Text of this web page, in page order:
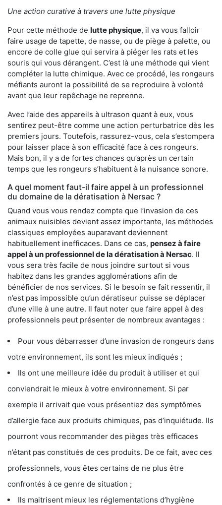
Une action curative à travers une lutte physique
Pour cette méthode de lutte physique, il va vous falloir
faire usage de tapette, de nasse, ou de piège à palette, ou
encore de colle glue qui servira à piéger les rats et les
souris qui vous dérangent. C’est là une méthode qui vient
compléter la lutte chimique. Avec ce procédé, les rongeurs
méfiants auront la possibilité de se reproduire à volonté
avant que leur repêchage ne reprenne.
Avec l’aide des appareils à ultrason quant à eux, vous
sentirez peut-être comme une action perturbatrice dès les
premiers jours. Toutefois, rassurez-vous, cela s’estompera
pour laisser place à son efficacité face à ces rongeurs.
Mais bon, il y a de fortes chances qu’après un certain
temps que les rongeurs s’habituent à la nuisance sonore.
A quel moment faut-il faire appel à un professionnel
du domaine de la dératisation à Nersac ?
Quand vous vous rendez compte que l’invasion de ces
animaux nuisibles devient assez importante, les méthodes
classiques employées auparavant deviennent
habituellement inefficaces. Dans ce cas, pensez à faire
appel à un professionnel de la dératisation à Nersac. Il
vous sera très facile de nous joindre surtout si vous
habitez dans les grandes agglomérations afin de
bénéficier de nos services. Si le besoin se fait ressentir, il
n’est pas impossible qu’un dératiseur puisse se déplacer
d’une ville à une autre. Il faut noter que faire appel à des
professionnels peut présenter de nombreux avantages :
Pour vous débarrasser d’une invasion de rongeurs dans
votre environnement, ils sont les mieux indiqués ;
Ils ont une meilleure idée du produit à utiliser et qui
conviendrait le mieux à votre environnement. Si par
exemple il arrivait que vous présentiez des symptômes
d’allergie face aux produits chimiques, pas d’inquiétude. Ils
pourront vous recommander des pièges très efficaces
n’étant pas constitués de ces produits. De ce fait, avec ces
professionnels, vous êtes certains de ne plus être
confrontés à ce genre de situation ;
Ils maitrisent mieux les réglementations d’hygiène